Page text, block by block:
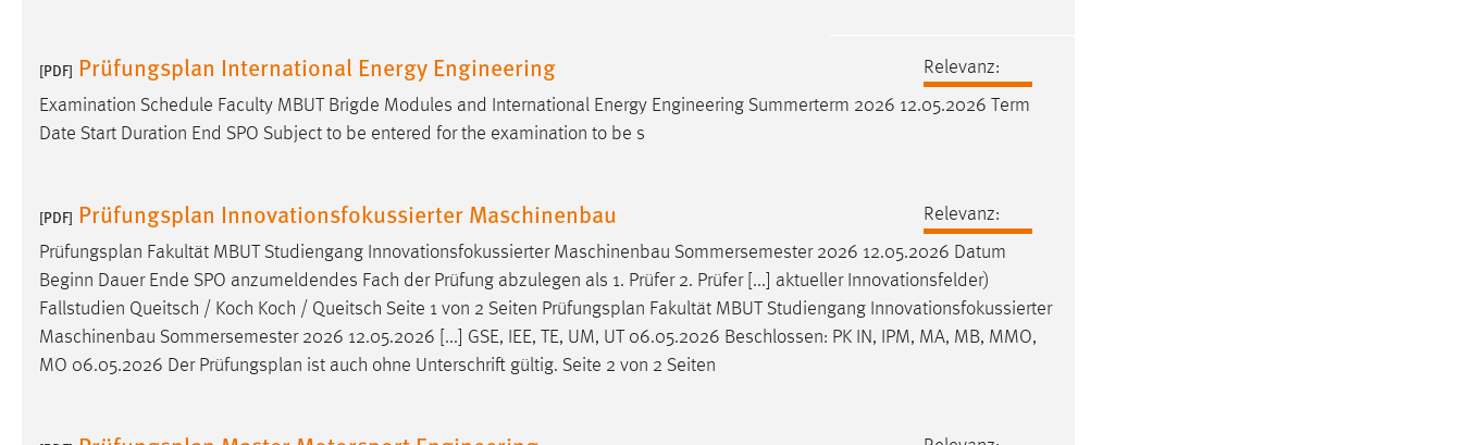
[PDF] Prüfungsplan International Energy Engineering
Relevanz:
Examination Schedule Faculty MBUT Brigde Modules and International Energy Engineering Summerterm 2026 12.05.2026 Term
Date Start Duration End SPO Subject to be entered for the examination to be s
[PDF] Prüfungsplan Innovationsfokussierter Maschinenbau
Relevanz:
Prüfungsplan Fakultät MBUT Studiengang Innovationsfokussierter Maschinenbau Sommersemester 2026 12.05.2026 Datum
Beginn Dauer Ende SPO anzumeldendes Fach der Prüfung abzulegen als 1. Prüfer 2. Prüfer [...] aktueller Innovationsfelder)
Fallstudien Queitsch / Koch Koch / Queitsch Seite 1 von 2 Seiten Prüfungsplan Fakultät MBUT Studiengang Innovationsfokussierter
Maschinenbau Sommersemester 2026 12.05.2026 [...] GSE, IEE, TE, UM, UT 06.05.2026 Beschlossen: PK IN, IPM, MA, MB, MMO,
MO 06.05.2026 Der Prüfungsplan ist auch ohne Unterschrift gültig. Seite 2 von 2 Seiten
Zweck: Conversion-Tracking
Cookie Laufzeit: 3 Monate
Name:
Anbieter: Facebook
Zweck: Conversion-Tracking
Cookie Laufzeit: 3 Monate